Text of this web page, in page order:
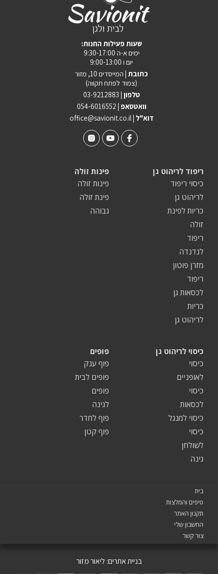
:שעות פעילות החנות
ימים א-ה 9:30-17:00
יום ו 9:00-13:00
כתובת | המייסדים 10, מזור
(צמוד לפתח תקווה)
טלפון | 03-9212883
וואטסאפ | 054-6016552
office@savionit.co.il | דוא"ל
פינות זולה
פינות זולה
פינת זולה
גבוהה
ריפוד לריהוט גן
כיסוי ריפוד
לריהוט גן
כריות לפינת
זולה
ריפוד
לנדנדה
מזרן פוטון
ריפוד
לכסאות גן
כריות
לריהוט גן
פופים
פוף ענק
פופים לבית
פופים
לגינה
פוף לחדר
פוף קטן
כיסוי לריהוט גן
כיסוי
לאופניים
כיסוי
לכסאות
כיסוי למנגל
כיסוי
לשולחן
גינה
בית
טיפים והמלצות
תקנון האתר
החשבון שלי
צור קשר
בניית אתרים: ליאור מזור